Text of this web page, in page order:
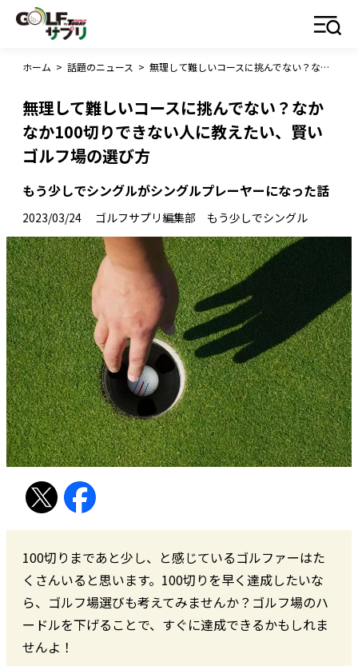
ホーム > 話題のニュース > 無理して難しいコースに挑んでない？なかなか100切りできない人に教えたい、賢いゴルフ場の選び方
無理して難しいコースに挑んでない？なか
なか100切りできない人に教えたい、賢い
ゴルフ場の選び方
もう少しでシングルがシングルプレーヤーになった話
2023/03/24 ゴルフサプリ編集部 もう少しでシングル
100切りまであと少し、と感じているゴルファーはた
くさんいると思います。100切りを早く達成したいな
ら、ゴルフ場選びも考えてみませんか？ゴルフ場のハ
ードルを下げることで、すぐに達成できるかもしれま
せんよ！